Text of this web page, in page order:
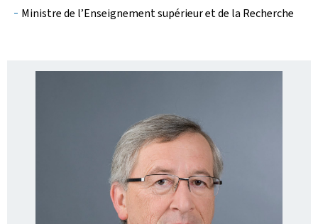
Ministre de l’Enseignement supérieur et de la Recherche